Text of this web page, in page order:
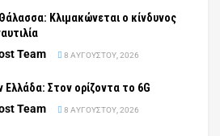
Κλιμακώνεται ο κίνδυνος
Team
8 ΑΥΓΟΎΣΤΟΥ, 2026
Ελλάδα: Στον ορίζοντα το 6G
Team
8 ΑΥΓΟΎΣΤΟΥ, 2026